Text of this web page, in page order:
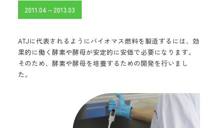
2011.04～2013.03
ATJに代表されるようにバイオマス燃料を製造するには、効
果的に働く酵素や酵母が安定的に安価で必要になります。
そのため、酵素や酵母を培養するための開発を行いまし
た。